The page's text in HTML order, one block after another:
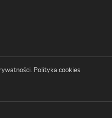
. Polityka cookies